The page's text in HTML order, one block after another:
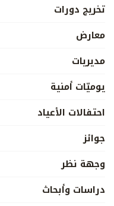
تخريج دورات
معارض
مديريات
يوميّات أمنية
احتفالات الأعياد
جوائز
وجهة نظر
دراسات وأبحاث